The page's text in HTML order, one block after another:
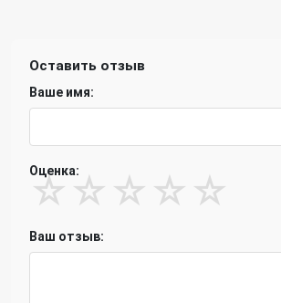
Оставить отзыв
Ваше имя:
Оценка:
☆ ☆ ☆ ☆ ☆
Ваш отзыв: